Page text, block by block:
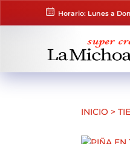
Horario: Lunes a
INICIO >